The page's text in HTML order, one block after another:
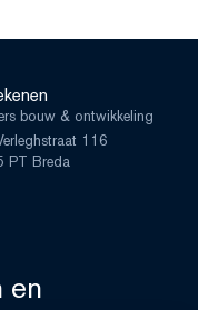
bouw & ontwikkeling
116
PT Breda
en